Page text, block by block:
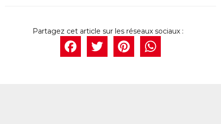
Facebook
Twitter